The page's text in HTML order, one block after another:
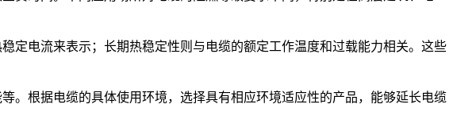
定电流来表示；长期热稳定性则与电缆的额定工作温度和过载能力相关。这些
。根据电缆的具体使用环境，选择具有相应环境适应性的产品，能够延长电缆